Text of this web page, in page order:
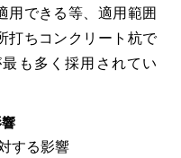
用できる等、適用範囲
打ちコンクリート杭で
も多く採用されてい
する影響